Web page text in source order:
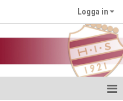
Logga in